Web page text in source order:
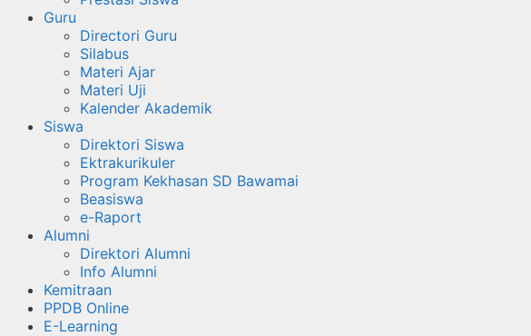
Guru
Directori Guru
Silabus
Materi Ajar
Materi Uji
Kalender Akademik
Siswa
Direktori Siswa
Ektrakurikuler
Program Kekhasan SD Bawamai
Beasiswa
e-Raport
Alumni
Direktori Alumni
Info Alumni
Kemitraan
PPDB Online
E-Learning